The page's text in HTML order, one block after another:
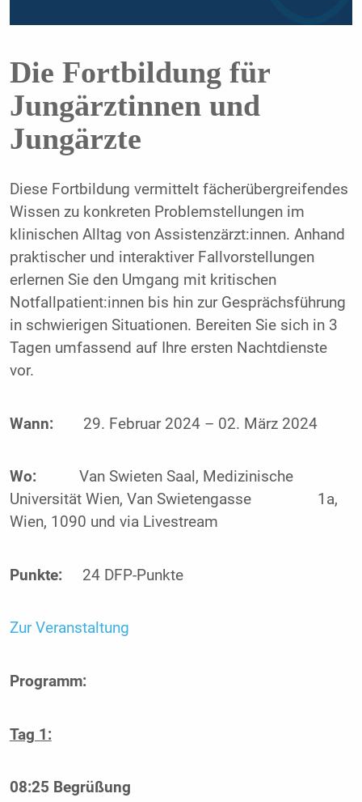
Die Fortbildung für
Jungärztinnen und
Jungärzte
Diese Fortbildung vermittelt fächerübergreifendes
Wissen zu konkreten Problemstellungen im
klinischen Alltag von Assistenzärzt:innen. Anhand
praktischer und interaktiver Fallvorstellungen
erlernen Sie den Umgang mit kritischen
Notfallpatient:innen bis hin zur Gesprächsführung
in schwierigen Situationen. Bereiten Sie sich in 3
Tagen umfassend auf Ihre ersten Nachtdienste
vor.
Wann: 29. Februar 2024 – 02. März 2024
Wo:
Van Swieten Saal, Medizinische
Universität Wien, Van Swietengasse
1a,
Wien, 1090 und via Livestream
Punkte: 24 DFP-Punkte
Zur Veranstaltung
Programm:
Tag 1:
08:25 Begrüßung